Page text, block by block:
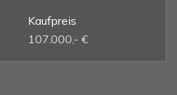
Kaufpreis
107.000,- €